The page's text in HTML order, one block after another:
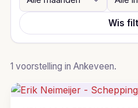
Wis
1 voorstelling in Ankeveen.